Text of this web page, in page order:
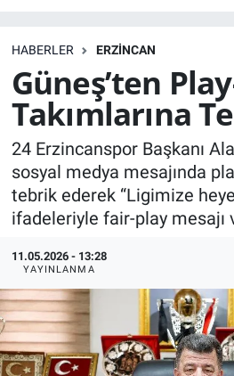
HABERLER ERZINCAN
Güneş’ten
Takımlarına
24 Erzincanspor Başkanı
sosyal medya mesajında
tebrik ederek “Ligimize
ifadeleriyle fair-play mesajı
11.05.2026 - 13:28
YAYINLANMA
EKONOMİ
Bilim, teknoloji
GENEL
KÜLTÜR-SANAT
Yerel Haber
Politika
SPOR